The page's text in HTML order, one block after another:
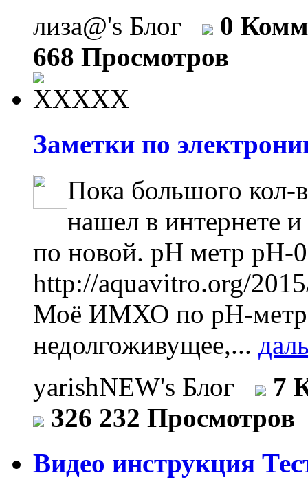
лиза@'s Блог
0
668 Просмотров
Заметки по
Пока большого кол-
нашел в интернете
по новой. pH метр pH-
http://aquavitro.org/
Моё ИМХО по рН-
недолгоживущее,...
yarishNEW's Блог
7
326 232 Просмотров
Видео инструкция